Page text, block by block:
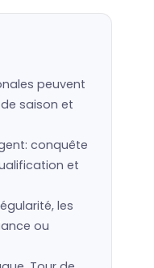
peuvent
saison et
conquête
et
les
ou